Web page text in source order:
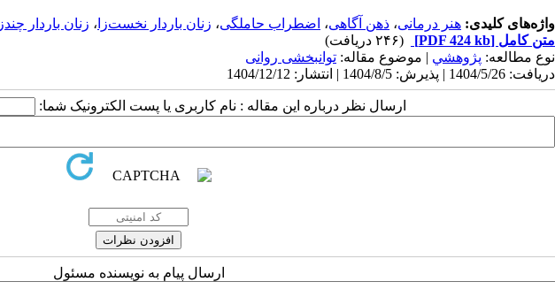
واژه‌های کلیدی: هنر درمانی، ذهن آگاهی، اضطراب حاملگی، زنان باردار نخست‌زا ، زنان باردار چندزا
متن کامل [PDF 424 kb]
(۲۴۶ دریافت)
نوع مطالعه: پژوهشي | موضوع مقاله: توانبخشی روانی
دریافت: 1404/5/26 | پذیرش: 1404/8/5 | انتشار: 1404/12/12
ارسال نظر درباره این مقاله : نام کاربری یا پست الکترونیک شما:
ارسال پیام به نویسنده مسئول